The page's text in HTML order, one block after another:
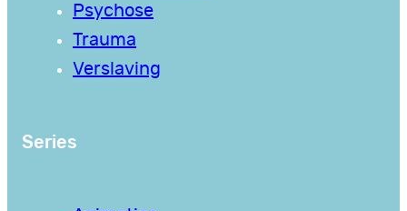
Psychose
Trauma
Verslaving
Series